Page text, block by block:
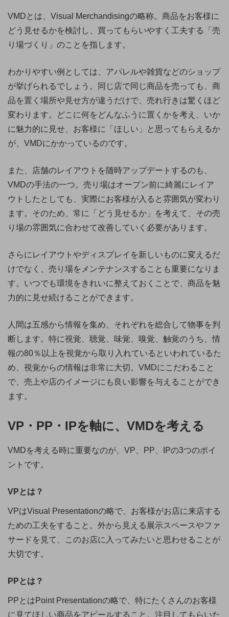
VMDとは、Visual Merchandisingの略称。商品をお客様に
どう見せるかを検討し、買ってもらいやすく工夫する「売
り場づくり」のことを指します。
わかりやすい例としては、アパレルや雑貨などのショップ
が挙げられるでしょう。同じ店で同じ商品を売っても、商
品を置く場所や見せ方が違うだけで、売れ行きは驚くほど
変わります。どこに何をどんなふうに置くかを考え、いか
に魅力的に見せ、お客様に「ほしい」と思ってもらえるか
が、VMDにかかっているのです。
また、店舗のレイアウトを随時アップデートするのも、
VMDの手法の一つ。売り場はオープン前に綺麗にレイア
ウトしたとしても、実際にお客様が入ると雰囲気が変わり
ます。そのため、常に「どう見せるか」を考えて、その売
り場の雰囲気に合わせて改善していく必要があります。
さらにレイアウトやディスプレイを新しいものに変えるだ
けでなく、売り場をメンテナンスすることも重要になりま
す。いつでも環境をきれいに整えておくことで、商品を魅
力的に見せ続けることができます。
人間は五感から情報を集め、それぞれを総合して物事を判
断します。特に視覚、聴覚、味覚、嗅覚、触覚のうち、情
報の80％以上を視覚から取り入れているといわれているた
め、視覚からの情報は非常に大切。VMDにこだわること
で、売上や店のイメージにも良い影響を与えることができ
ます。
VP・PP・IPを軸に、VMDを考える
VMDを考える時に重要なのが、VP、PP、IPの3つのポイ
ントです。
VPとは？
VPはVisual Presentationの略で、お客様がお店に来店する
ための工夫をすること。外から見える展示スペースやファ
サードを見て、このお店に入ってみたいと思わせることが
大切です。
PPとは？
PPとはPoint Presentationの略で、特にたくさんのお客様
に見てほしい商品をアピールすること。注目してもらいた